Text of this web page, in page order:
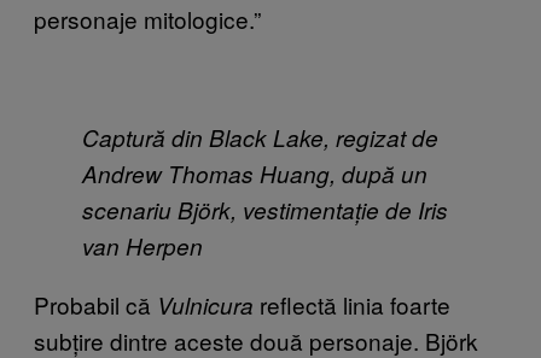
personaje mitologice.”
Captură din Black Lake, regizat de
Andrew Thomas Huang, după un
scenariu Björk, vestimentație de Iris
van Herpen
Probabil că Vulnicura reflectă linia foarte
subțire dintre aceste două personaje. Björk